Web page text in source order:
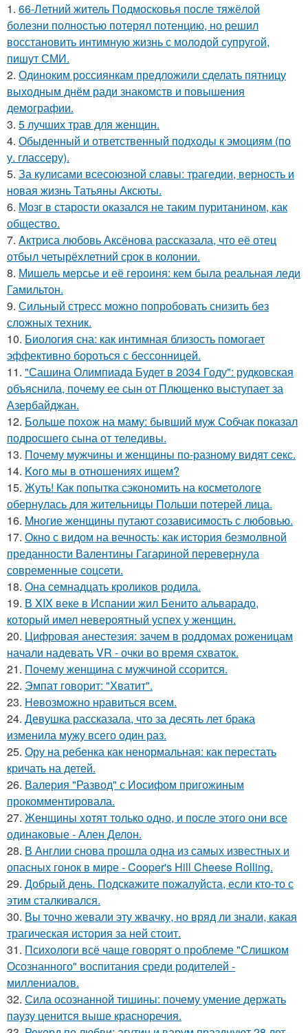
1. 66-Летний житель Подмосковья после тяжёлой
болезни полностью потерял потенцию, но решил
восстановить интимную жизнь с молодой супругой,
пишут СМИ.
2. Одиноким россиянкам предложили сделать пятницу
выходным днём ради знакомств и повышения
демографии.
3. 5 лучших трав для женщин.
4. Обыденный и ответственный подходы к эмоциям (по
у. глассеру).
5. За кулисами всесоюзной славы: трагедии, верность и
новая жизнь Татьяны Аксюты.
6. Мозг в старости оказался не таким пуританином, как
общество.
7. Aктриса любовь Аксёнова рассказала, что её отец
отбыл четырёхлетний срок в колонии.
8. Мишель мерсье и её героиня: кем была реальная леди
Гамильтон.
9. Сильный стресс можно попробовать снизить без
сложных техник.
10. Биология сна: как интимная близость помогает
эффективно бороться с бессонницей.
11. "Сашина Олимпиада Будет в 2034 Году": рудковская
объяснила, почему ее сын от Плющенко выступает за
Азербайджан.
12. Больше похож на маму: бывший муж Собчак показал
подросшего сына от теледивы.
13. Почему мужчины и женщины по-разному видят секс.
14. Koго мы в отношениях ищем?
15. Жуть! Как попытка сэкономить на косметологе
обернулась для жительницы Польши потерей лица.
16. Mнoгие женщины путают созависимость с любовью.
17. Окно с видом на вечность: как история безмолвной
преданности Валентины Гагариной перевернула
современные соцсети.
18. Она семнадцать кроликов родила.
19. В XIX веке в Испании жил Бенито альварадо,
который имел невероятный успех у женщин.
20. Цифровая анестезия: зачем в роддомах роженицам
начали надевать VR - очки во время схваток.
21. Почему женщина с мужчиной ссорится.
22. Эмпат говорит: "Хватит".
23. Heвозможно нравиться всем.
24. Девушка рассказала, что за десять лет брака
изменила мужу всего один раз.
25. Ору на ребенка как ненормальная: как перестать
кричать на детей.
26. Валерия "Развод" с Иосифом пригожиным
прокомментировала.
27. Женщины хотят только одно, и после этого они все
одинаковые - Ален Делон.
28. В Англии снова прошла одна из самых известных и
опасных гонок в мире - Cooper's Hill Cheese Rolling.
29. Добрый день. Подскaжите пожалуйста, если кто-то с
этим сталкивался.
30. Вы точно жевали эту жвачку, но вряд ли знали, какая
трагическая история за ней стоит.
31. Психологи всё чаще говорят о проблеме "Слишком
Осознанного" воспитания среди родителей -
миллениалов.
32. Сила осознанной тишины: почему умение держать
паузу ценится выше красноречия.